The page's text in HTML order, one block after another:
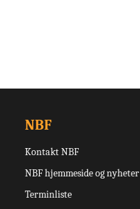
NBF
Kontakt NBF
NBF hjemmeside og nyheter
Terminliste